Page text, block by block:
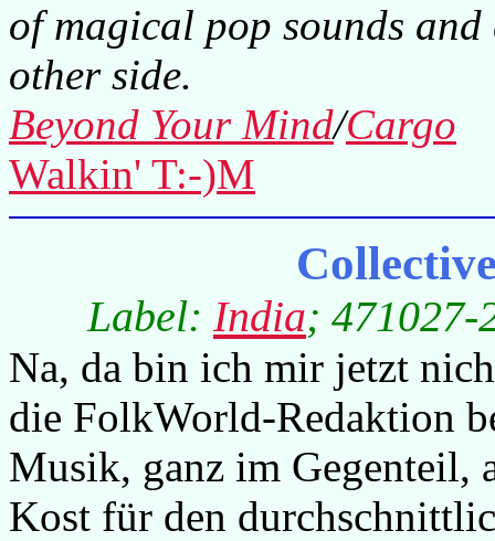
of magical pop sounds
other side.
Beyond Your Mind/Cargo
Walkin' T:-)M
Label: India; 471027-
Na, da bin ich mir jetzt
die FolkWorld-Redaktion
Musik, ganz im Gegenteil,
Kost für den